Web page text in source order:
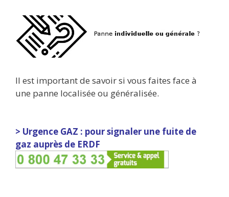
Il est important de savoir si vous faites face à
une panne localisée ou généralisée.
> Urgence GAZ : pour signaler une fuite de
gaz auprès de ERDF